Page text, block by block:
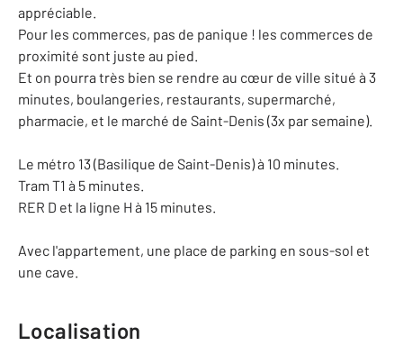
appréciable.
Pour les commerces, pas de panique ! les commerces de
proximité sont juste au pied.
Et on pourra très bien se rendre au cœur de ville situé à 3
minutes, boulangeries, restaurants, supermarché,
pharmacie, et le marché de Saint-Denis (3x par semaine).
Le métro 13 (Basilique de Saint-Denis) à 10 minutes.
Tram T1 à 5 minutes.
RER D et la ligne H à 15 minutes.
Avec l'appartement, une place de parking en sous-sol et
une cave.
Localisation